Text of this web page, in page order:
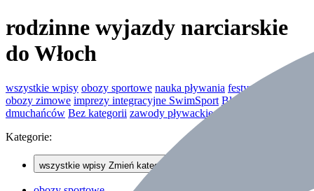
rodzinne wyjazdy narciarskie
do Włoch
wszystkie wpisy obozy sportowe nauka pływania festyn SwimSport
obozy zimowe imprezy integracyjne SwimSport Blog
dmuchańców Bez kategorii zawody pływackie
Kategorie:
wszystkie wpisy Zmień kategorię wpisów